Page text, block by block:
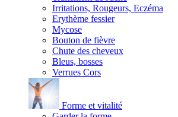
Irritations, Rougeurs, Eczéma
Erythème fessier
Mycose
Bouton de fièvre
Chute des cheveux
Bleus, bosses
Verrues Cors
Forme et vitalité